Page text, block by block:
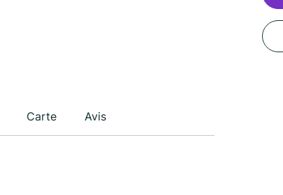
Carte Avis